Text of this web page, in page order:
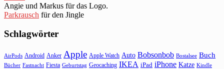
Angie und Markus für das Logo.
Parkrausch für den Jingle
Schlagwörter
AirPods Android Anker Apple Apple Watch Auto Bobsonbob Bostalsee Buch
Bücher Fastnacht Fiesta Geburtstag Geocaching IKEA iPad iPhone Katze Kindle